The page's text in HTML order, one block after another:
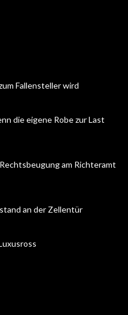
Fallensteller wird
die eigene Robe zur Last
am Richteramt
an der Zellentür